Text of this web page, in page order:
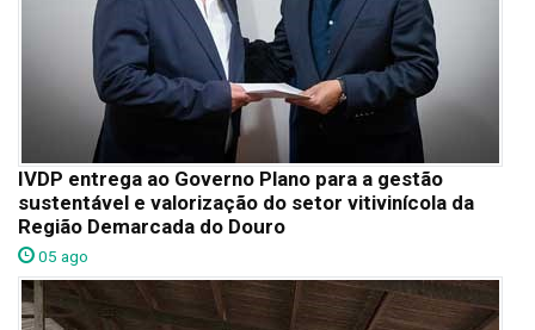
IVDP entrega ao Governo Plano para a gestão
sustentável e valorização do setor vitivinícola da
Região Demarcada do Douro
05 ago